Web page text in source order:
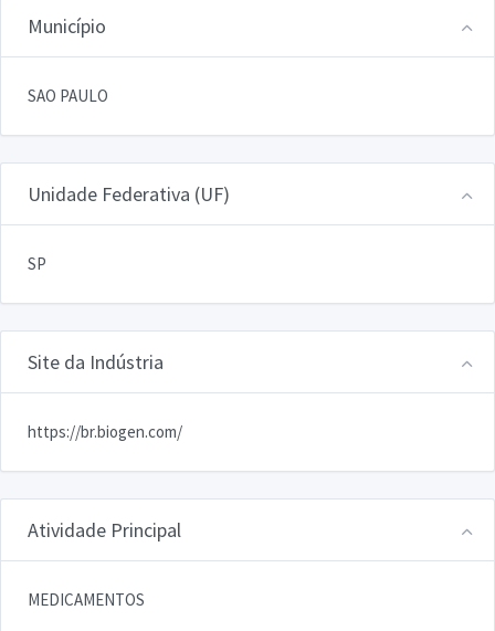
Município
SAO PAULO
Unidade Federativa (UF)
SP
Site da Indústria
https://br.biogen.com/
Atividade Principal
MEDICAMENTOS